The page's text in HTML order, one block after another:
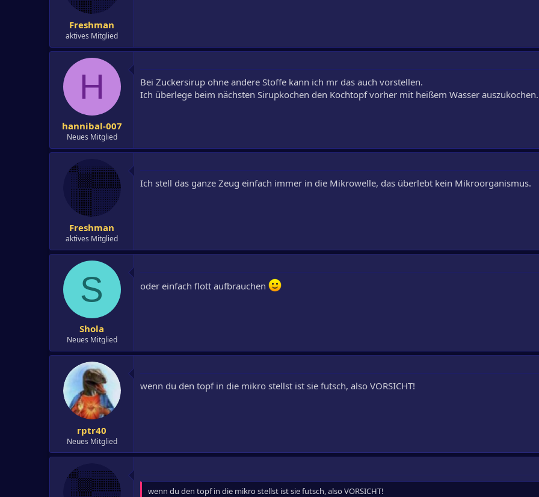
Freshman
aktives Mitglied
H
hannibal-007
Neues Mitglied
Bei Zuckersirup ohne andere Stoffe kann ich mr das auch vorstellen.
Ich überlege beim nächsten Sirupkochen den Kochtopf vorher mit heißem Wasser auszukochen.
Freshman
aktives Mitglied
Ich stell das ganze Zeug einfach immer in die Mikrowelle, das überlebt kein Mikroorganismus.
S
Shola
Neues Mitglied
oder einfach flott aufbrauchen
rptr40
Neues Mitglied
wenn du den topf in die mikro stellst ist sie futsch, also VORSICHT!
wenn du den topf in die mikro stellst ist sie futsch, also VORSICHT!